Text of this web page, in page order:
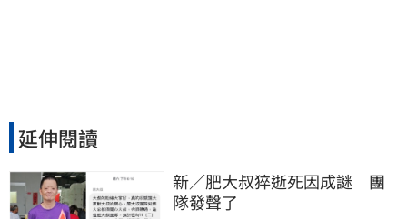
延伸閱讀
新／肥大叔猝逝死因成謎　團
隊發聲了